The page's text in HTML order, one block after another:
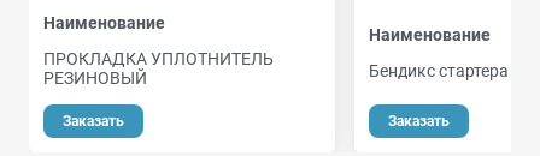
Наименование
ПРОКЛАДКА УПЛОТНИТЕЛЬ
РЕЗИНОВЫЙ
Заказать
Наименование
Бендикс стартера
Заказать